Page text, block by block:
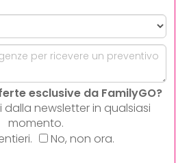
esclusive da FamilyGO?
dalla newsletter in qualsiasi
momento.
No, non ora.